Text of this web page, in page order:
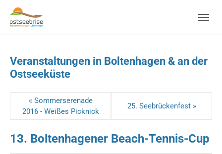
Skip to main navigation
Zum Hauptinhalt springen
Skip to page footer
Veranstaltungen in Boltenhagen & an der
Ostseeküste
« Sommerserenade
2016 - Weißes Picknick
25. Seebrückenfest »
13. Boltenhagener Beach-Tennis-Cup